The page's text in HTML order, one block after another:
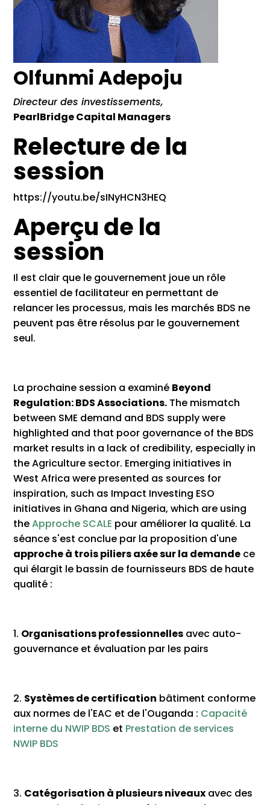
Olfunmi Adepoju
Directeur des investissements,
PearlBridge Capital Managers
Relecture de la
session
https://youtu.be/sINyHCN3HEQ
Aperçu de la
session
Il est clair que le gouvernement joue un rôle
essentiel de facilitateur en permettant de
relancer les processus, mais les marchés BDS ne
peuvent pas être résolus par le gouvernement
seul.
La prochaine session a examiné Beyond
Regulation: BDS Associations. The mismatch
between SME demand and BDS supply were
highlighted and that poor governance of the BDS
market results in a lack of credibility, especially in
the Agriculture sector. Emerging initiatives in
West Africa were presented as sources for
inspiration, such as Impact Investing ESO
initiatives in Ghana and Nigeria, which are using
theApproche SCALE pour améliorer la qualité. La
séance s'est conclue par la proposition d'une
approche à trois piliers axée sur la demande ce
qui élargit le bassin de fournisseurs BDS de haute
qualité :
1. Organisations professionnelles avec auto-
gouvernance et évaluation par les pairs
2. Systèmes de certification bâtiment conforme
aux normes de l'EAC et de l'Ouganda : Capacité
interne du NWIP BDS et Prestation de services
NWIP BDS
3. Catégorisation à plusieurs niveaux avec des